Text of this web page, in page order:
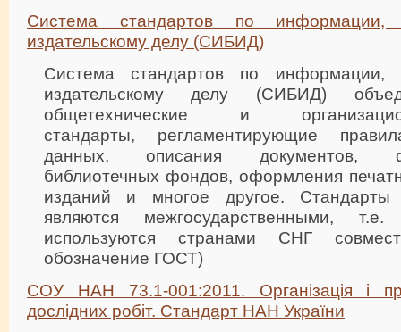
Система стандартов по информации,
издательскому делу (СИБИД)
Система стандартов по информации,
издательскому делу (СИБИД)
общетехнические и
стандарты, регламентирующие
данных, описания документов,
библиотечных фондов, оформления
изданий и многое другое.
являются межгосударственными,
используются странами СНГ
обозначение ГОСТ)
СОУ НАН 73.1-001:2011. Організація і
дослідних робіт. Стандарт НАН України